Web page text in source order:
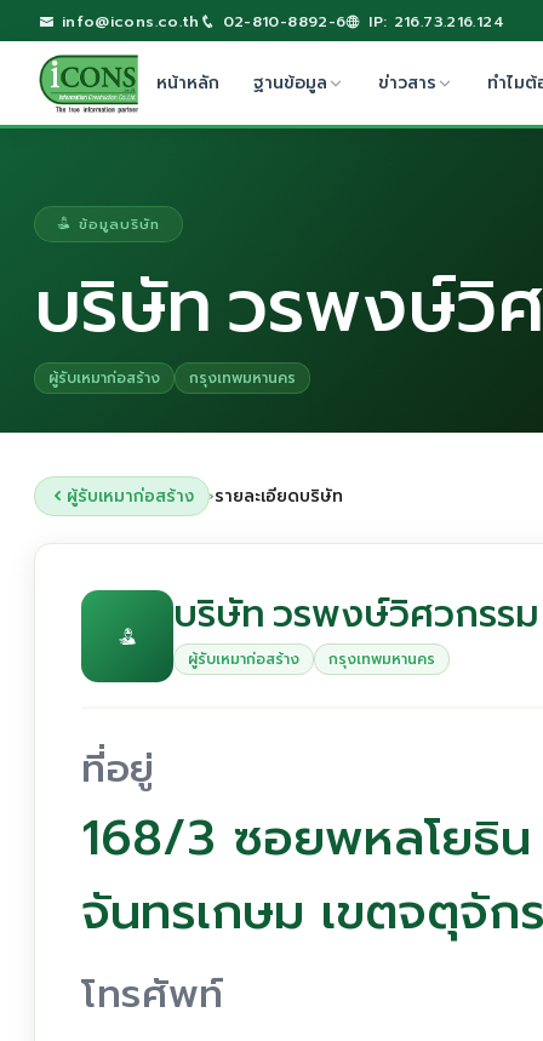
info@icons.co.th 02-810-8892-6 IP: 216.73.216.124
หน้าหลัก ฐานข้อมูล ข่าวสาร ทำไมต้
ข้อมูลบริษัท
บริษัท วรพงษ์วิศ
ผู้รับเหมาก่อสร้าง กรุงเทพมหานคร
ผู้รับเหมาก่อสร้าง ›รายละเอียดบริษัท
บริษัท วรพงษ์วิศวกรรม
ผู้รับเหมาก่อสร้าง กรุงเทพมหานคร
ที่อยู่
168/3 ซอยพหลโยธิ
จันทรเกษม เขตจตุจั
โทรศัพท์